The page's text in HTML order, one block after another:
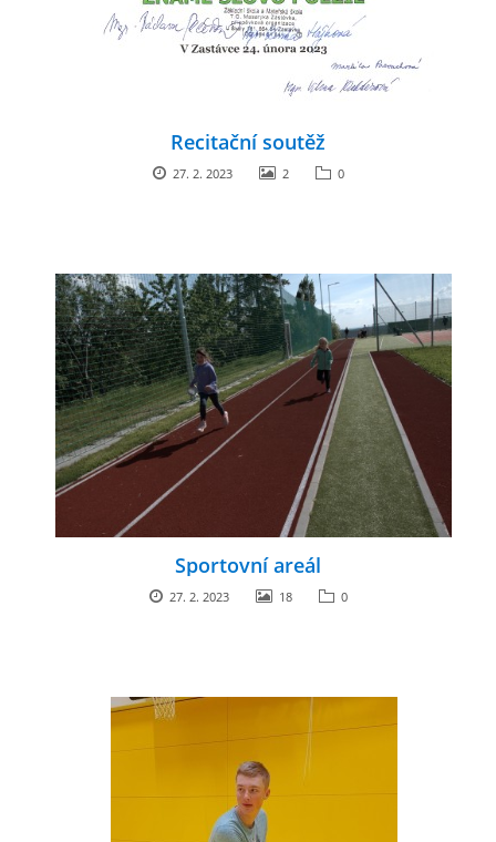
Recitační soutěž
27. 2. 2023 2 0
Sportovní areál
27. 2. 2023 18 0